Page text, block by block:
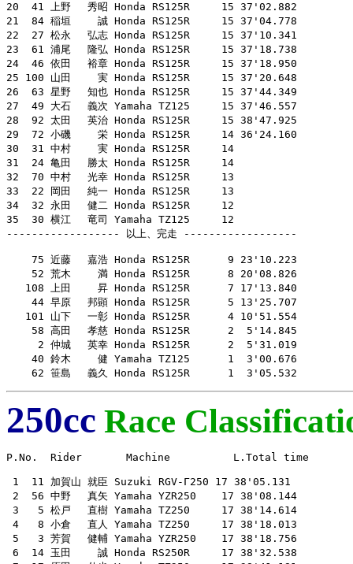
20  41 上野　 秀昭 Honda RS125R     15 37'02.882
21  84 稲垣　　 誠 Honda RS125R     15 37'04.778
22  27 松永　 弘志 Honda RS125R     15 37'10.341
23  61 浦尾　 隆弘 Honda RS125R     15 37'18.738
24  46 依田　 裕章 Honda RS125R     15 37'18.950
25 100 山田　　 実 Honda RS125R     15 37'20.648
26  63 星野　 知也 Honda RS125R     15 37'44.349
27  49 大石　 義次 Yamaha TZ125     15 37'46.557
28  92 太田　 英治 Honda RS125R     15 38'47.925
29  72 小磯　　 栄 Honda RS125R     14 36'24.160
30  31 中村　　 実 Honda RS125R     14
31  24 亀田　 勝太 Honda RS125R     14
32  70 中村　 光幸 Honda RS125R     13
33  22 岡田　 純一 Honda RS125R     13
34  32 永田　 健二 Honda RS125R     12
35  30 横江　 竜司 Yamaha TZ125     12
------------------ 以上、完走 ------------------
    75 近藤　 嘉浩 Honda RS125R      9 23'10.223
    52 荒木　　 満 Honda RS125R      8 20'08.826
   108 上田　　 昇 Honda RS125R      7 17'13.840
    44 早原　 邦顕 Honda RS125R      5 13'25.707
   101 山下　 一彰 Honda RS125R      4 10'51.554
    58 高田　 孝慈 Honda RS125R      2  5'14.845
     2 仲城　 英幸 Honda RS125R      2  5'31.019
    40 鈴木　　 健 Yamaha TZ125      1  3'00.676
    62 笹島　 義久 Honda RS125R      1  3'05.532
250cc Race
P.No.  Rider       Machine          L.Total time
1  11 加賀山 就臣 Suzuki RGV-Γ250 17 38'05.131
2  56 中野　 真矢 Yamaha YZR250    17 38'08.144
3   5 松戸　 直樹 Yamaha TZ250     17 38'14.614
4   8 小倉　 直人 Yamaha TZ250     17 38'18.013
5   3 芳賀　 健輔 Yamaha YZR250    17 38'18.756
6  14 玉田　　 誠 Honda RS250R     17 38'32.538